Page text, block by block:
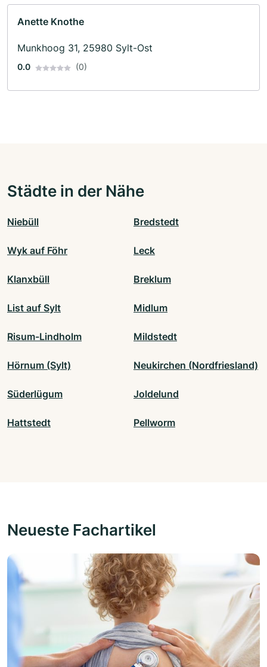
Anette Knothe
Munkhoog 31, 25980 Sylt-Ost
0.0 (0)
Städte in der Nähe
Niebüll Bredstedt
Wyk auf Föhr Leck
Klanxbüll Breklum
List auf Sylt Midlum
Risum-Lindholm Mildstedt
Hörnum (Sylt) Neukirchen (Nordfriesland)
Süderlügum Joldelund
Hattstedt Pellworm
Neueste Fachartikel